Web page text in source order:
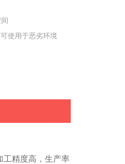
使用于恶劣环境
工精度高，生产率